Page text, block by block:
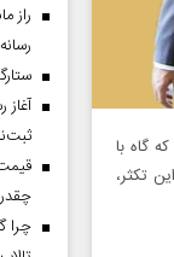
گاه با
تکثر،
راز
ثبت‌نام
چرا